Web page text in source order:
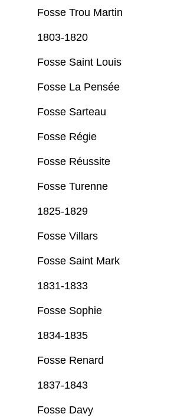
Fosse Trou Martin
1803-1820
Fosse Saint Louis
Fosse La Pensée
Fosse Sarteau
Fosse Régie
Fosse Réussite
Fosse Turenne
1825-1829
Fosse Villars
Fosse Saint Mark
1831-1833
Fosse Sophie
1834-1835
Fosse Renard
1837-1843
Fosse Davy